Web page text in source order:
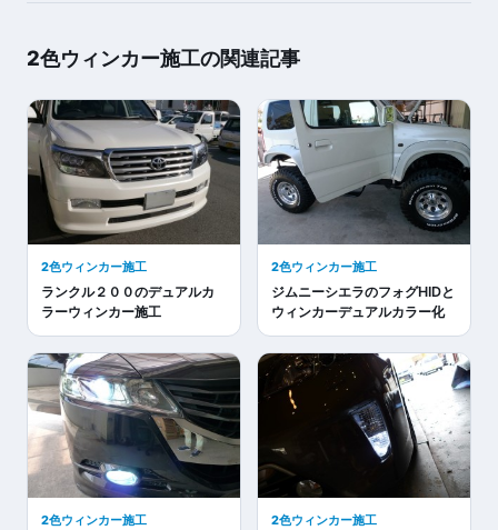
2色ウィンカー施工の関連記事
2色ウィンカー施工
ランクル２００のデュアルカ
ラーウィンカー施工
2色ウィンカー施工
ジムニーシエラのフォグHIDと
ウィンカーデュアルカラー化
2色ウィンカー施工 2色ウィンカー施工